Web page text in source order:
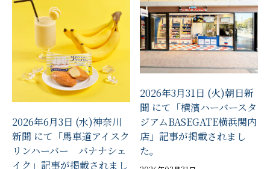
2026年6月3日 (水)神奈川
新聞 にて「馬車道アイスク
リンハーバー バナナシェ
イク」記事が掲載されまし
2026年3月31日 (火)朝日新
聞 にて「横濱ハーバースタ
ジアムBASEGATE横浜関内
店」記事が掲載されまし
た。